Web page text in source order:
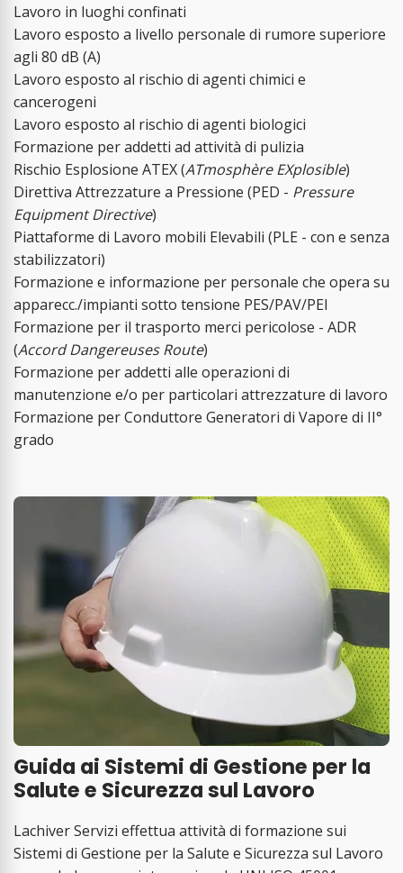
Lavoro in luoghi confinati
Lavoro esposto a livello personale di rumore superiore
agli 80 dB (A)
Lavoro esposto al rischio di agenti chimici e
cancerogeni
Lavoro esposto al rischio di agenti biologici
Formazione per addetti ad attività di pulizia
Rischio Esplosione ATEX (ATmosphère EXplosible)
Direttiva Attrezzature a Pressione (PED - Pressure
Equipment Directive)
Piattaforme di Lavoro mobili Elevabili (PLE - con e senza
stabilizzatori)
Formazione e informazione per personale che opera su
apparecc./impianti sotto tensione PES/PAV/PEI
Formazione per il trasporto merci pericolose - ADR
(Accord Dangereuses Route)
Formazione per addetti alle operazioni di
manutenzione e/o per particolari attrezzature di lavoro
Formazione per Conduttore Generatori di Vapore di II°
grado
Guida ai Sistemi di Gestione per la
Salute e Sicurezza sul Lavoro
Lachiver Servizi effettua attività di formazione sui
Sistemi di Gestione per la Salute e Sicurezza sul Lavoro